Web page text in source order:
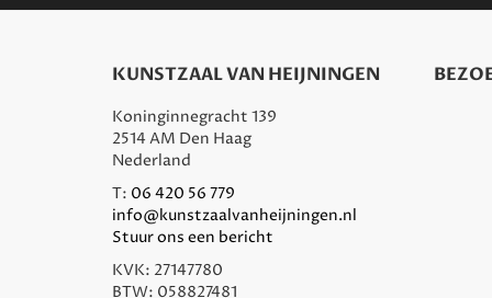
KUNSTZAAL VAN HEIJNINGEN
Koninginnegracht 139
2514 AM Den Haag
Nederland
T: 06 420 56 779
info@kunstzaalvanheijningen.nl
Stuur ons een bericht
KVK: 27147780
BTW: 058827481